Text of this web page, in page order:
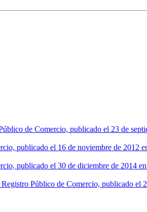
de Comercio, publicado el 23 de
publicado el 16 de noviembre de 2012
publicado el 30 de diciembre de 2014
Público de Comercio, publicado